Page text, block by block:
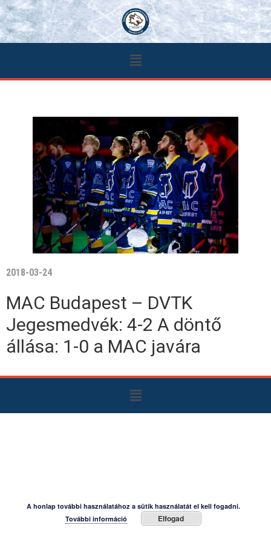
2018-03-24
MAC Budapest – DVTK
Jegesmedvék: 4-2 A döntő
állása: 1-0 a MAC javára
A honlap további használatához a sütik használatát el kell fogadni.
További információ
Elfogad